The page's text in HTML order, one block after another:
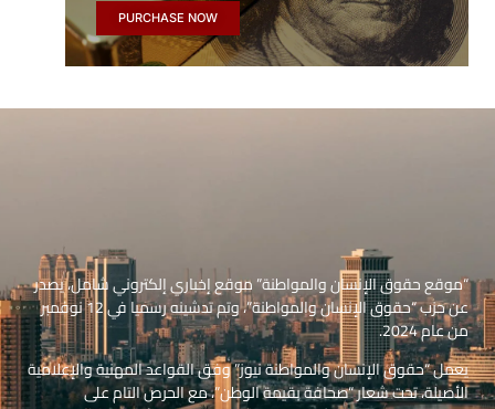
PURCHASE NOW
“موقع حقوق الإنسان والمواطنة” موقع إخباري إلكتروني شامل، يصدر
عن حزب “حقوق الإنسان والمواطنة”، وتم تدشينه رسميا في 12 نوفمبر
من عام 2024.
يعمل “حقوق الإنسان والمواطنة نيوز” وفق القواعد المهنية والإعلامية
الأصيلة، تحت شعار “صحافة بقيمة الوطن”، مع الحرص التام على